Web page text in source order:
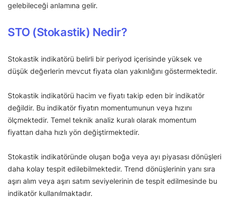
gelebileceği anlamına gelir.
STO (Stokastik) Nedir?
Stokastik indikatörü belirli bir periyod içerisinde yüksek ve
düşük değerlerin mevcut fiyata olan yakınlığını göstermektedir.
Stokastik indikatörü hacim ve fiyatı takip eden bir indikatör
değildir. Bu indikatör fiyatın momentumunun veya hızını
ölçmektedir. Temel teknik analiz kuralı olarak momentum
fiyattan daha hızlı yön değiştirmektedir.
Stokastik indikatöründe oluşan boğa veya ayı piyasası dönüşleri
daha kolay tespit edilebilmektedir. Trend dönüşlerinin yanı sıra
aşırı alım veya aşırı satım seviyelerinin de tespit edilmesinde bu
indikatör kullanılmaktadır.